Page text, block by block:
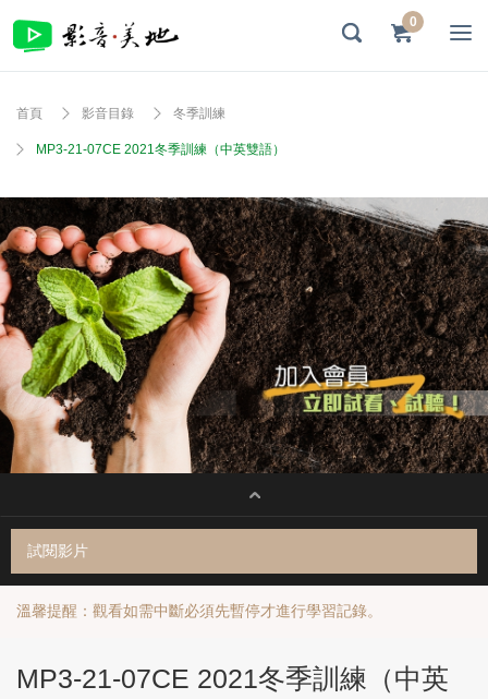
0
首頁 影音目錄 冬季訓練
MP3-21-07CE 2021冬季訓練（中英雙語）
試閱影片
溫馨提醒：觀看如需中斷必須先暫停才進行學習記錄。
MP3-21-07CE 2021冬季訓練（中英